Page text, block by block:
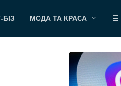
МОДА ТА КРАСА ☰